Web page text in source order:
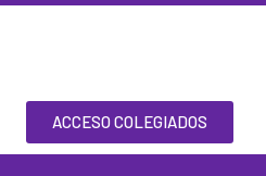
ACCESO COLEGIADOS